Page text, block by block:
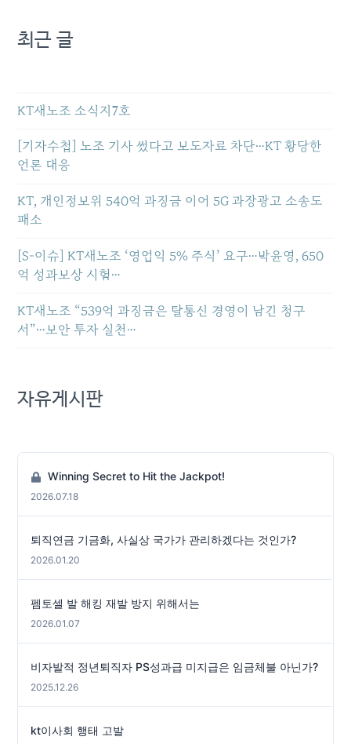
최근 글
KT새노조 소식지7호
[기자수첩] 노조 기사 썼다고 보도자료 차단…KT 황당한
언론 대응
KT, 개인정보위 540억 과징금 이어 5G 과장광고 소송도
패소
[S-이슈] KT새노조 ‘영업익 5% 주식’ 요구…박윤영, 650
억 성과보상 시험…
KT새노조 “539억 과징금은 탈통신 경영이 남긴 청구
서”…보안 투자 실천…
자유게시판
Winning Secret to Hit the Jackpot!
2026.07.18
퇴직연금 기금화, 사실상 국가가 관리하겠다는 것인가?
2026.01.20
펨토셀 발 해킹 재발 방지 위해서는
2026.01.07
비자발적 정년퇴직자 PS성과급 미지급은 임금체불 아닌가?
2025.12.26
kt이사회 행태 고발